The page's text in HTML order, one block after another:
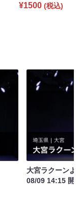
¥1500 (税込)
大宮ラクーンよ
08/09 14:15 開